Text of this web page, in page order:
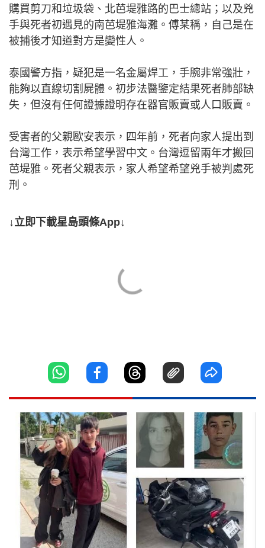
購買剪刀和垃圾袋、北芭堤雅路的巴士總站；以及兇
手與死者初遇見的南芭堤雅海灘。傅某稱，自己是在
被捕後才知道對方是變性人。
泰國警方指，疑犯是一名金屬焊工，手腕非常強壯，
能夠以直線切割屍體。初步法醫鑒定結果死者肺部缺
失，但沒有任何證據證明存在器官販賣或人口販賣。
受害者的父親歐安表示，四年前，死者向家人提出到
台灣工作，表示希望學習中文。台灣逗留兩年才搬回
芭堤雅。死者父親表示，家人希望希望兇手被判處死
刑。
↓立即下載星島頭條App↓